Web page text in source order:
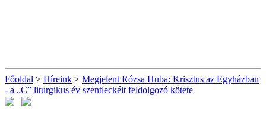
Főoldal > Híreink > Megjelent Rózsa Huba: Krisztus az Egyházban
- a „C” liturgikus év szentleckéit feldolgozó kötete